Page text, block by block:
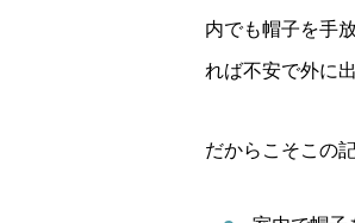
内でも帽子を手
れば不安で外に
だからこそこの